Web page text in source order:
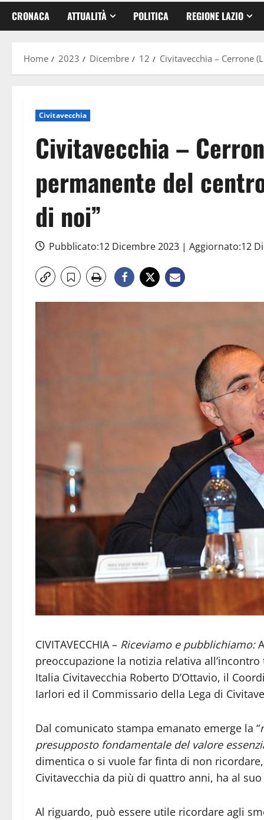
CRONACA ATTUALITÀ POLITICA REGIONE LAZIO
Home 2023 Dicembre 12 Civitavecchia – Cerrone
Civitavecchia
Civitavecchia –
permanente del
di noi”
Pubblicato:12 Dicembre 2023 | Aggiornato:12
CIVITAVECCHIA – Riceviamo e pubblichiamo:
preoccupazione la notizia relativa
Italia Civitavecchia Roberto D’Ottavio, il
Iarlori ed il Commissario della Lega di
Dal comunicato stampa emanato emerge la “
presupposto fondamentale del valore
dimentica o si vuole far finta di non
Civitavecchia da più di quattro anni, ha al
Al riguardo, può essere utile ricordare agli